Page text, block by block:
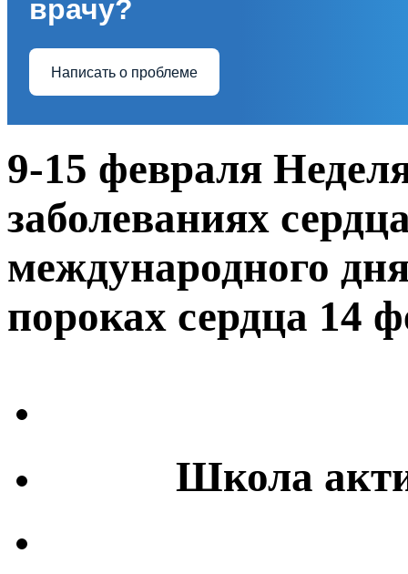
врачу?
Написать о проблеме
9-15 февраля
заболеваниях
международного
пороках сердца 14
Школа